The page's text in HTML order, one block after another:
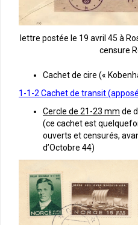
lettre postée le 19 avril 45 à
censure
Cachet de cire («
1-1-2 Cachet de transit
Cercle de 21-23 mm de
(ce cachet est
ouverts et censurés,
d’Octobre 44)